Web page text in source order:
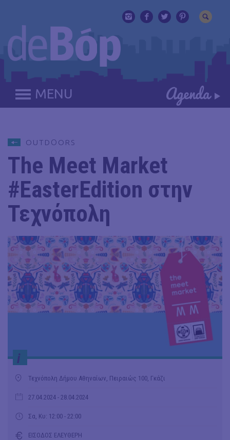
MENU
OUTDΟORS
The Meet Market
#EasterEdition στην
Τεχνόπολη
i
Τεχνόπολη Δήμου Αθηναίων, Πειραιώς 100, Γκάζι
27.04.2024 - 28.04.2024
Σα, Κυ: 12:00 - 22:00
ΕΙΣΟΔΟΣ ΕΛΕΥΘΕΡΗ